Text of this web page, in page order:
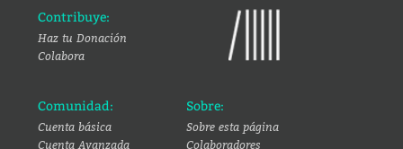
Contribuye:
Haz tu Donación
Colabora
Comunidad:
Cuenta básica
Cuenta Avanzada
Sobre:
Sobre esta página
Colaboradores